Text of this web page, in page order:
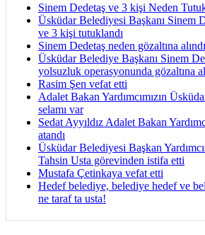
Sinem Dedetaş ve 3 kişi Neden
Üsküdar Belediyesi Başkanı Sinem
ve 3 kişi tutuklandı
Sinem Dedetaş neden gözaltına
Üsküdar Belediye Başkanı Sinem
yolsuzluk operasyonunda gözaltına
Rasim Şen vefat etti
Adalet Bakan Yardımcımızın
selamı var
Sedat Ayyıldız Adalet Bakan
atandı
Üsküdar Belediyesi Başkan
Tahsin Usta görevinden istifa etti
Mustafa Çetinkaya vefat etti
Hedef belediye, belediye hedef ve
ne taraf ta usta!